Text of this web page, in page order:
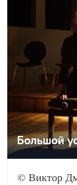
Большой
© Виктор